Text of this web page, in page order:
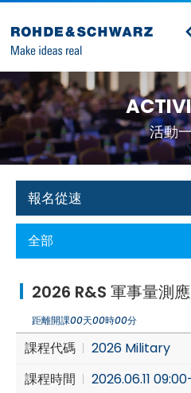
Activities
Contact Us
Member
Calendar
Member Login
Aerospace | Defense |
Broadcast and Media
Cybersecurity
活動
報名從速
全部
2026 R&S 軍事量測
距離開課00天00時00分
課程代碼
2026 Military
課程時間
2026.06.11